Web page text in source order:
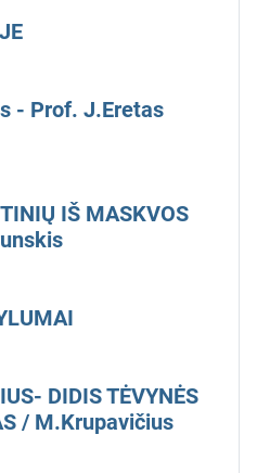
- Prof. J.Eretas
IŠ MASKVOS
DIDIS TĖVYNĖS
/ M.Krupavičius